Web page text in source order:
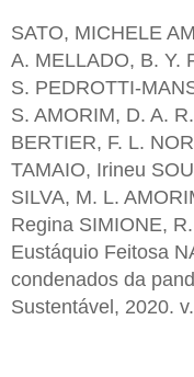
SATO, MICHELE
A. MELLADO, B. Y.
S. PEDROTTI-
S. AMORIM, D. A.
BERTIER, F. L.
TAMAIO, Irineu
SILVA, M. L.
Regina SIMIONE,
Eustáquio Feitosa
condenados da
Sustentável, 2020.